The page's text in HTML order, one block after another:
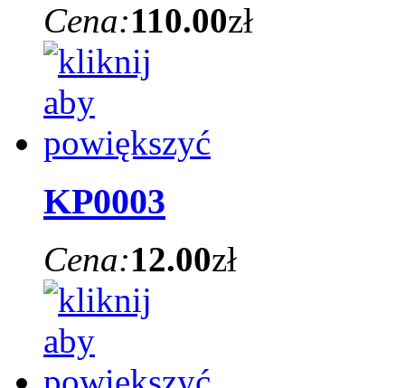
Cena:110.00zł
KP0003
Cena:12.00zł